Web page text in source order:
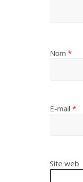
Nom *
E-mail *
Site web